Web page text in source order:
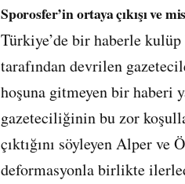
Sporosfer’in ortaya çıkışı ve
Türkiye’de bir haberle
tarafından devrilen
hoşuna gitmeyen bir haberi
gazeteciliğinin bu zor
çıktığını söyleyen Alper
deformasyonla birlikte